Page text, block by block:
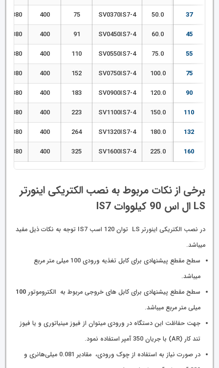
37
50.0
SV0370IS7-4
75
400
380–480
45
60.0
SV0450IS7-4
91
400
380–480
55
75.0
SV0550IS7-4
110
400
380–480
75
100.0
SV0750IS7-4
152
400
380–480
90
120.0
SV0900IS7-4
183
400
380–480
110
150.0
SV1100IS7-4
223
400
380–480
132
180.0
SV1320IS7-4
264
400
380–480
160
225.0
SV1600IS7-4
325
400
380–480
برخی از نکات مربوط به نصب الکتریکی اینورتر
LS ال اس 90 کیلووات IS7
در نصب الکتریکی اینورتر LS توان 120 اسب IS7 توجه به نکات ذیل مفید
میباشد.
سطح مقطع پیشنهادی برای کابل تغذیه ورودی 100 میلی متر مربع
میباشد.
سطح مقطع پیشنهادی برای کابل های خروجی مربوط به الکتروموتور 100
میلی متر مربع میباشد.
جهت حفاظت این دستگاه در ورودی میتوان از فیوز مینیاتوری و یا فیوز
تند کار (AR) با جریان 350 آمپر استفاده نمود.
در صورت نیاز به استفاده از چوک ورودی، مقادیر 0.081 میلی‌هانری و